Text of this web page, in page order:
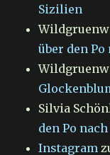
Sizilien
über den
Silvia
den Po
Instagram